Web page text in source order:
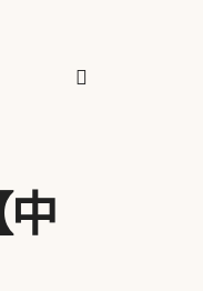
中